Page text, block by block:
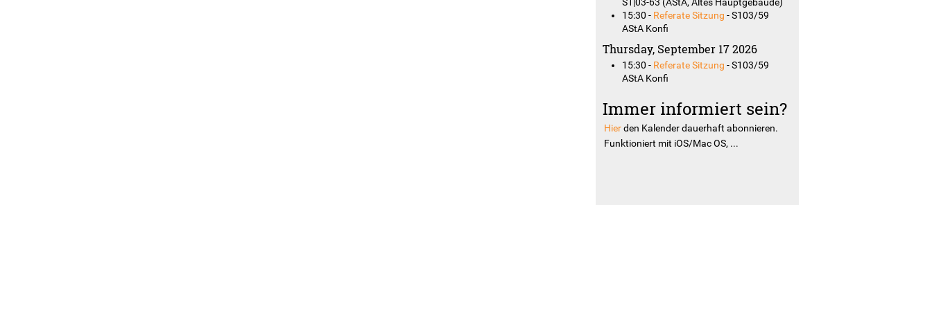
15:30 - Referate Sitzung -S103/59
AStA Konfi
Thursday, September 17 2026
15:30 - Referate Sitzung -S103/59
AStA Konfi
Immer informiert sein?
Hierden Kalender dauerhaft abonnieren.
Funktioniert mit iOS/Mac OS, ...